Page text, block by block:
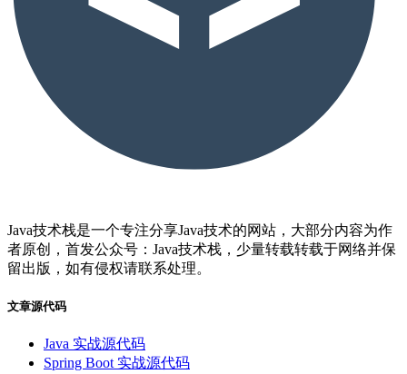
Java技术栈是一个专注分享Java技术的网站，大部分内容为作
者原创，首发公众号：Java技术栈，少量转载转载于网络并保
留出版，如有侵权请联系处理。
文章源代码
Java 实战源代码
Spring Boot 实战源代码